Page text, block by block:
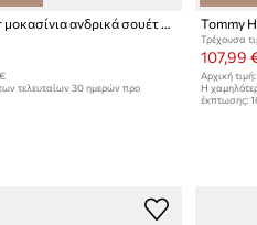
Tommy Hilfiger μοκασίνια ανδρικά σουέτ MODERN LIGHT HYBRID SUEDE LOAFER
τελευταίων 30 ημερών προ
Τρέχουσα
107,99
Αρχική τιμή:
Η
έκπτωσης: